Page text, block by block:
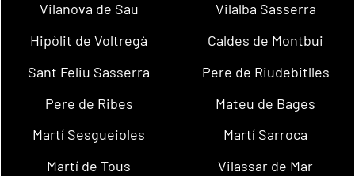
Vilanova de Sau
Vilalba Sasserra
Hipòlit de Voltregà
Caldes de Montbui
Sant Feliu Sasserra
Pere de Riudebitlles
Pere de Ribes
Mateu de Bages
Martí Sesgueioles
Martí Sarroca
Martí de Tous
Vilassar de Mar